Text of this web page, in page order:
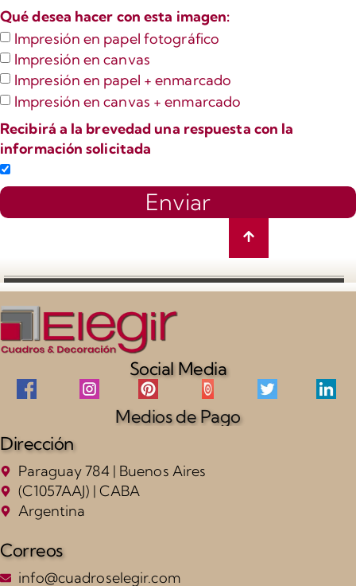
Qué desea hacer con esta imagen:
Impresión en papel fotográfico
Impresión en canvas
Impresión en papel + enmarcado
Impresión en canvas + enmarcado
Recibirá a la brevedad una respuesta con la
información solicitada
Enviar
Social Media
Medios de Pago
Dirección
Paraguay 784 | Buenos Aires
(C1057AAJ) | CABA
Argentina
Correos
info@cuadroselegir.com